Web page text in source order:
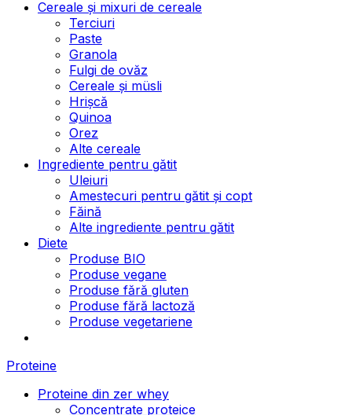
Cereale și mixuri de cereale
Terciuri
Paste
Granola
Fulgi de ovăz
Cereale și müsli
Hrișcă
Quinoa
Orez
Alte cereale
Ingrediente pentru gătit
Uleiuri
Amestecuri pentru gătit și copt
Făină
Alte ingrediente pentru gătit
Diete
Produse BIO
Produse vegane
Produse fără gluten
Produse fără lactoză
Produse vegetariene
Proteine
Proteine din zer whey
Concentrate proteice